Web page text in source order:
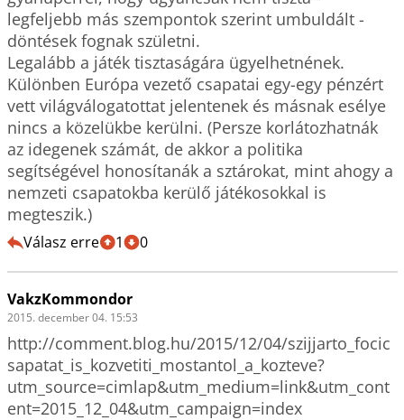
legfeljebb más szempontok szerint umbuldált -
döntések fognak születni.
Legalább a játék tisztaságára ügyelhetnének.
Különben Európa vezető csapatai egy-egy pénzért
vett világválogatottat jelentenek és másnak esélye
nincs a közelükbe kerülni. (Persze korlátozhatnák
az idegenek számát, de akkor a politika
segítségével honosítanák a sztárokat, mint ahogy a
nemzeti csapatokba kerülő játékosokkal is
megteszik.)
Válasz erre 1 0
VakzKommondor
2015. december 04. 15:53
http://comment.blog.hu/2015/12/04/szijjarto_focic
sapatat_is_kozvetiti_mostantol_a_kozteve?
utm_source=cimlap&utm_medium=link&utm_cont
ent=2015_12_04&utm_campaign=index